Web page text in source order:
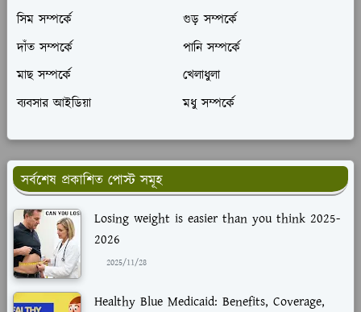
সিম সম্পর্কে
গুড় সম্পর্কে
দাঁত সম্পর্কে
পানি সম্পর্কে
মাছ সম্পর্কে
খেলাধুলা
ব্যবসার আইডিয়া
মধু সম্পর্কে
সর্বশেষ প্রকাশিত পোস্ট সমূহ
Losing weight is easier than you think 2025-
2026
2025/11/28
Healthy Blue Medicaid: Benefits, Coverage,